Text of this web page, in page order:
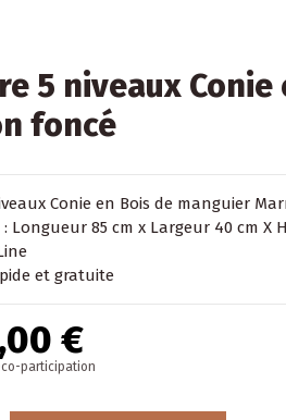
5 niveaux
foncé
Conie en Bois de manguier
Longueur 85 cm x Largeur 40 cm X
et gratuite
€
participation